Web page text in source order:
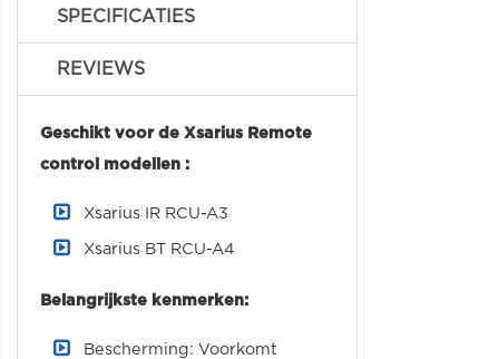
SPECIFICATIES
REVIEWS
Geschikt voor de Xsarius Remote
control modellen :
Xsarius IR RCU-A3
Xsarius BT RCU-A4
Belangrijkste kenmerken:
Bescherming: Voorkomt